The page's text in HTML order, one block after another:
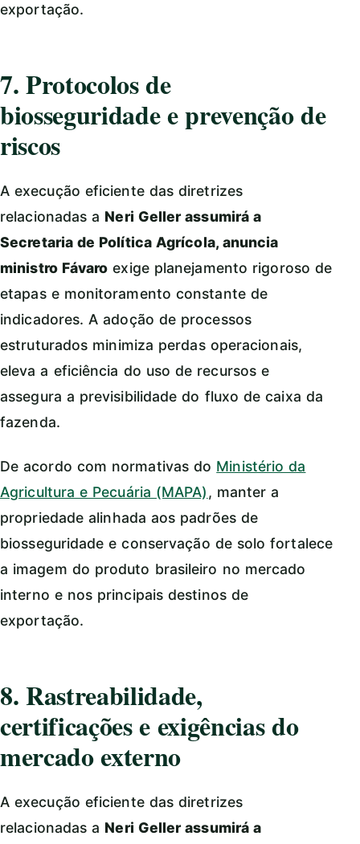
exportação.
7. Protocolos de
biosseguridade e prevenção de
riscos
A execução eficiente das diretrizes
relacionadas a Neri Geller assumirá a
Secretaria de Política Agrícola, anuncia
ministro Fávaro exige planejamento rigoroso de
etapas e monitoramento constante de
indicadores. A adoção de processos
estruturados minimiza perdas operacionais,
eleva a eficiência do uso de recursos e
assegura a previsibilidade do fluxo de caixa da
fazenda.
De acordo com normativas do Ministério da
Agricultura e Pecuária (MAPA), manter a
propriedade alinhada aos padrões de
biosseguridade e conservação de solo fortalece
a imagem do produto brasileiro no mercado
interno e nos principais destinos de
exportação.
8. Rastreabilidade,
certificações e exigências do
mercado externo
A execução eficiente das diretrizes
relacionadas a Neri Geller assumirá a